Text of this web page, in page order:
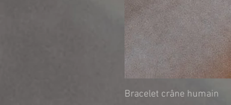
Bracelet crâne humain